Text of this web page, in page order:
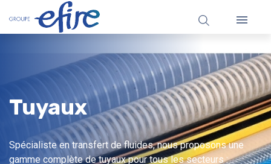

Tuyaux
Spécialiste en transfert de fluides, nous proposons une
gamme complète de tuyaux pour tous les secteurs :